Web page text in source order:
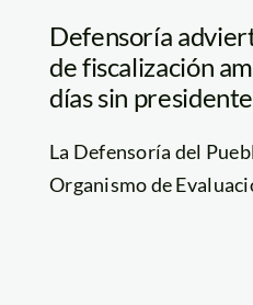
Defensoría
de fiscalización
días sin presidente
La Defensoría del
Organismo de